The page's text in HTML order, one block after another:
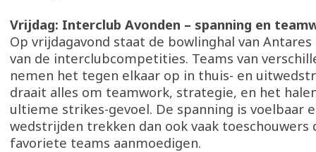
Vrijdag: Interclub Avonden – spanning en
Op vrijdagavond staat de bowlinghal van
van de interclubcompetities. Teams van
nemen het tegen elkaar op in thuis- en
draait alles om teamwork, strategie, en het
ultieme strikes-gevoel. De spanning is voelbaar
wedstrijden trekken dan ook vaak toeschouwers
favoriete teams aanmoedigen.